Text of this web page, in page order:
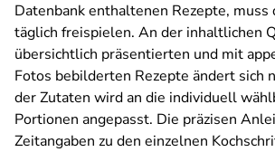
Datenbank enthaltenen Rezepte, muss
täglich freispielen. An der inhaltlichen
übersichtlich präsentierten und mit
Fotos bebilderten Rezepte ändert sich
der Zutaten wird an die individuell
Portionen angepasst. Die präzisen
Zeitangaben zu den einzelnen